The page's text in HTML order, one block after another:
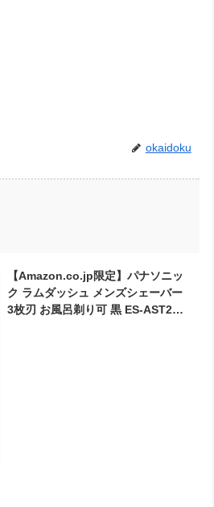
okaidoku
【Amazon.co.jp限定】パナソニッ
ク ラムダッシュ メンズシェーバー
3枚刃 お風呂剃り可 黒 ES-AST2A-